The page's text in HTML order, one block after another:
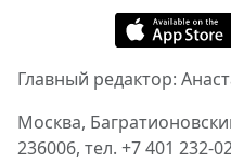
Главный редактор:
Москва,
236006, тел. +7 401 232-